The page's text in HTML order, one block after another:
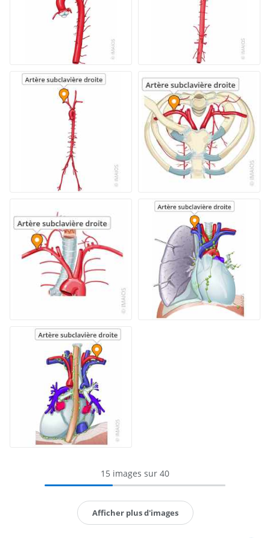
15 images sur 40
Afficher plus d'images